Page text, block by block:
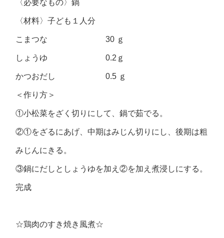
〈必要なもの〉鍋
〈材料〉子ども１人分
こまつな 30 ｇ
しょうゆ 0.2ｇ
かつおだし 0.5 ｇ
＜作り方＞
①小松菜をざく切りにして、鍋で茹でる。
②①をざるにあげ、中期はみじん切りにし、後期は粗
みじんにきる。
③鍋にだしとしょうゆを加え②を加え煮浸しにする。
完成
☆鶏肉のすき焼き風煮☆